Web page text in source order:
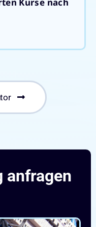
anfragen